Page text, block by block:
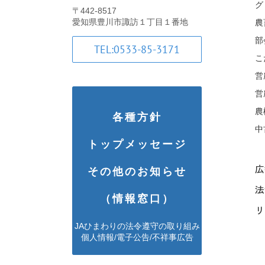
〒442-8517
愛知県豊川市諏訪１丁目１番地
TEL:0533-85-3171
各種方針
トップメッセージ
その他のお知らせ
（情報窓口）
JAひまわりの法令遵守の取り組み
個人情報/電子公告/不祥事広告
部
営
営
中